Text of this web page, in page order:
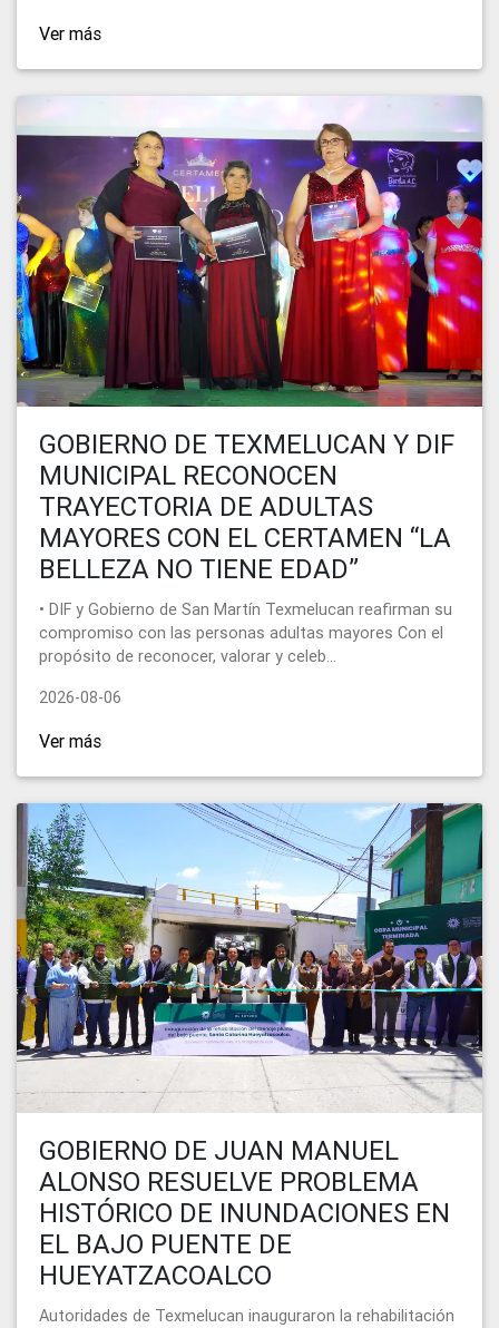
Ver más
GOBIERNO DE TEXMELUCAN Y DIF
MUNICIPAL RECONOCEN
TRAYECTORIA DE ADULTAS
MAYORES CON EL CERTAMEN “LA
BELLEZA NO TIENE EDAD”
• DIF y Gobierno de San Martín Texmelucan reafirman su
compromiso con las personas adultas mayores Con el
propósito de reconocer, valorar y celeb...
2026-08-06
Ver más
GOBIERNO DE JUAN MANUEL
ALONSO RESUELVE PROBLEMA
HISTÓRICO DE INUNDACIONES EN
EL BAJO PUENTE DE
HUEYATZACOALCO
Autoridades de Texmelucan inauguraron la rehabilitación